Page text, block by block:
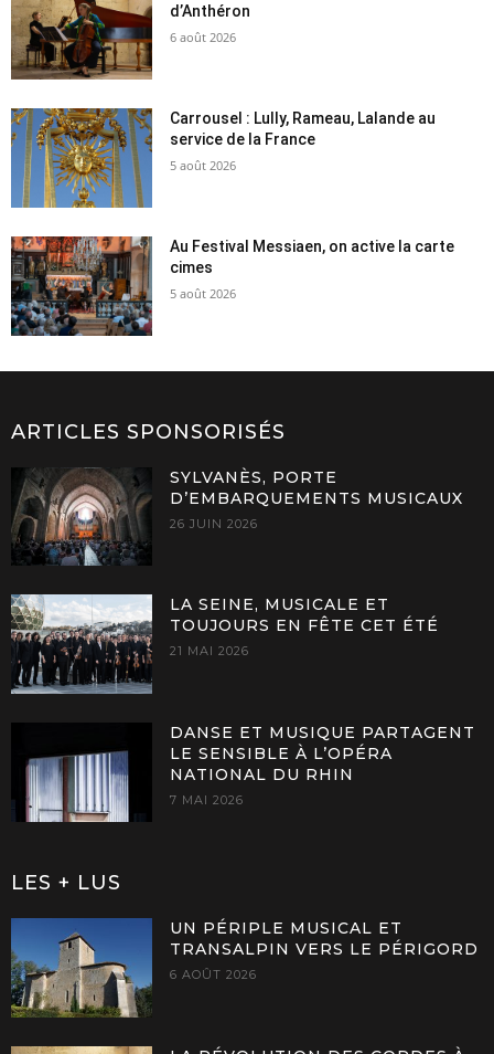
d’Anthéron
6 août 2026
Carrousel : Lully, Rameau, Lalande au
service de la France
5 août 2026
Au Festival Messiaen, on active la carte
cimes
5 août 2026
ARTICLES SPONSORISÉS
SYLVANÈS, PORTE
D’EMBARQUEMENTS MUSICAUX
26 JUIN 2026
LA SEINE, MUSICALE ET
TOUJOURS EN FÊTE CET ÉTÉ
21 MAI 2026
DANSE ET MUSIQUE PARTAGENT
LE SENSIBLE À L’OPÉRA
NATIONAL DU RHIN
7 MAI 2026
LES + LUS
UN PÉRIPLE MUSICAL ET
TRANSALPIN VERS LE PÉRIGORD
6 AOÛT 2026